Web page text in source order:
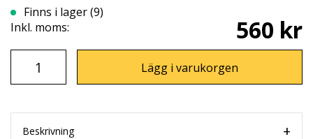
Finns i lager (9)
Inkl. moms:
560 kr
Lägg i varukorgen
Beskrivning